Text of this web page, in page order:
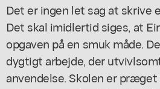
Det er ingen let sag at skrive
Det skal imidlertid siges, at
opgaven på en smuk måde.
dygtigt arbejde, der
anvendelse. Skolen er